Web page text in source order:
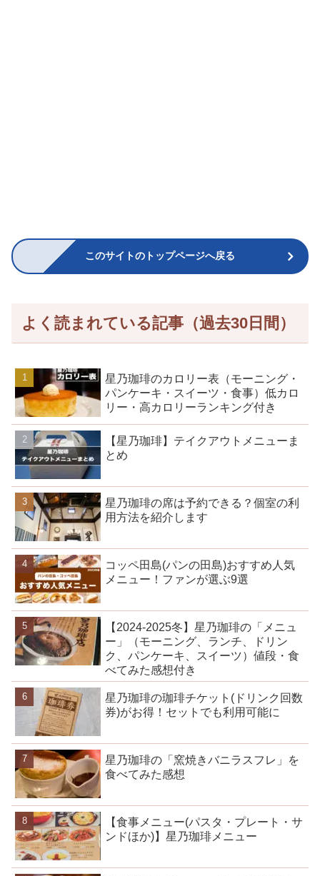
このサイトのトップページへ戻る
よく読まれている記事（過去30日間）
星乃珈琲のカロリー表（モーニング・
パンケーキ・スイーツ・食事）低カロ
リー・高カロリーランキング付き
【星乃珈琲】テイクアウトメニューま
とめ
星乃珈琲の席は予約できる？個室の利
用方法を紹介します
コッペ田島(パンの田島)おすすめ人気
メニュー！ファンが選ぶ9選
【2024-2025冬】星乃珈琲の「メニュ
ー」（モーニング、ランチ、ドリン
ク、パンケーキ、スイーツ）値段・食
べてみた感想付き
星乃珈琲の珈琲チケット(ドリンク回数
券)がお得！セットでも利用可能に
星乃珈琲の「窯焼きバニラスフレ」を
食べてみた感想
【食事メニュー(パスタ・プレート・サ
ンドほか)】星乃珈琲メニュー